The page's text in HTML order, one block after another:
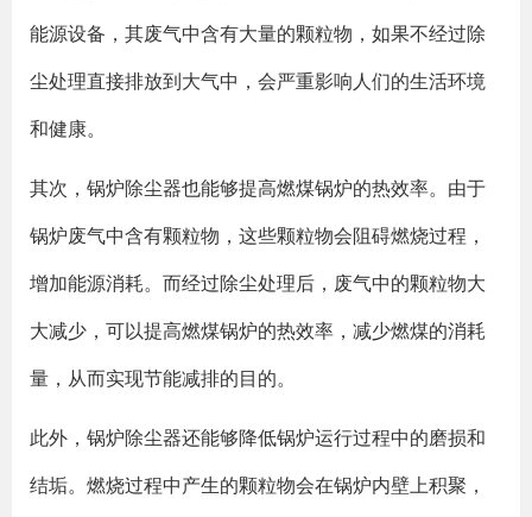
能源设备，其废气中含有大量的颗粒物，如果不经过除
尘处理直接排放到大气中，会严重影响人们的生活环境
和健康。
其次，锅炉除尘器也能够提高燃煤锅炉的热效率。由于
锅炉废气中含有颗粒物，这些颗粒物会阻碍燃烧过程，
增加能源消耗。而经过除尘处理后，废气中的颗粒物大
大减少，可以提高燃煤锅炉的热效率，减少燃煤的消耗
量，从而实现节能减排的目的。
此外，锅炉除尘器还能够降低锅炉运行过程中的磨损和
结垢。燃烧过程中产生的颗粒物会在锅炉内壁上积聚，